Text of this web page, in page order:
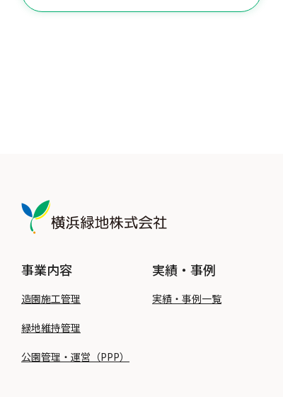
事業内容
造園施工管理
緑地維持管理
公園管理・運営（PPP）
実績・事例
実績・事例一覧